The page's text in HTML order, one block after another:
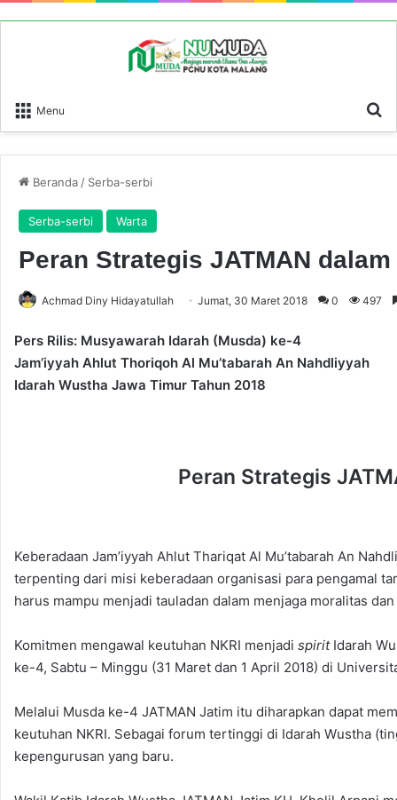
Menu
Beranda / Serba-serbi
Serba-serbi Warta
Peran Strategis JATMAN
Achmad Diny Hidayatullah Jumat, 30 Maret 2018 0 497
Pers Rilis: Musyawarah Idarah (Musda) ke-4
Jam’iyyah Ahlut Thoriqoh Al Mu’tabarah An Nahdliyyah
Idarah Wustha Jawa Timur Tahun 2018
Peran Strategis
Keberadaan Jam’iyyah Ahlut Thariqat Al Mu’tabarah An
terpenting dari misi keberadaan organisasi para pengamal
harus mampu menjadi tauladan dalam menjaga moralitas
Komitmen mengawal keutuhan NKRI menjadi spiritIdarah
ke-4, Sabtu – Minggu (31 Maret dan 1 April 2018) di
Melalui Musda ke-4 JATMAN Jatim itu diharapkan dapat
keutuhan NKRI. Sebagai forum tertinggi di Idarah Wustha
kepengurusan yang baru.